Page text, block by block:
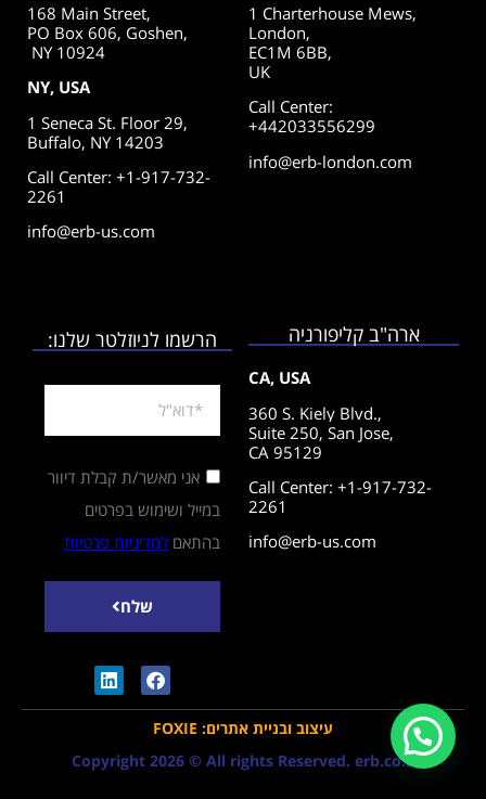
1 Charterhouse Mews,
London,
EC1M 6BB,
UK
Call Center:
+442033556299
info@erb-london.com
168 Main Street,
PO Box 606, Goshen,
NY 10924
NY, USA
1 Seneca St. Floor 29,
Buffalo, NY 14203
Call Center: +1-917-732-
2261
info@erb-us.com
ארה"ב קליפורניה
CA, USA
360 S. Kiely Blvd.,
Suite 250, San Jose,
CA 95129
Call Center: +1-917-732-
2261
info@erb-us.com
הרשמו לניוזלטר שלנו:
אני מאשר/ת קבלת דיוור
במייל ושימוש בפרטים
בהתאם למדיניות פרטיות
שלח
עיצוב ובניית אתרים: FOXIE
Copyright 2026 © All rights Reserved. erb.co.il